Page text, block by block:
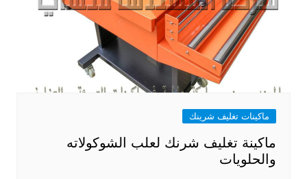
ماكينات تغليف شرينك
ماكينة تغليف شرنك لعلب الشوكولاته
والحلويات